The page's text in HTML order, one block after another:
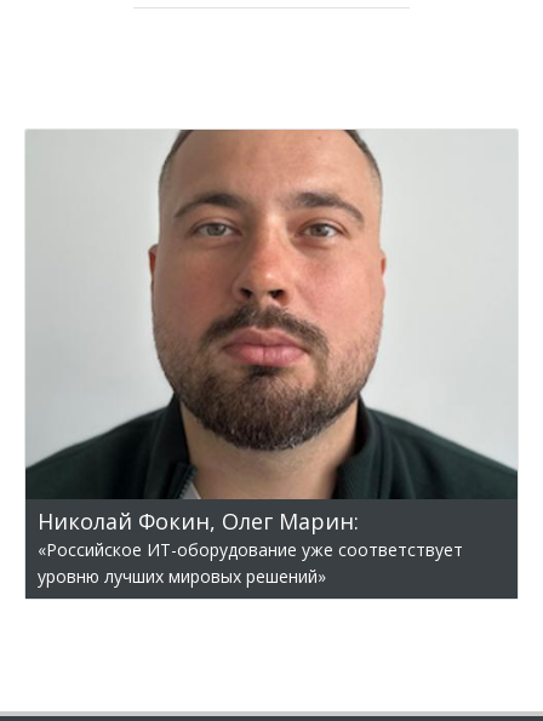
Николай Фокин, Олег Марин:
«Российское ИТ-оборудование уже соответствует
уровню лучших мировых решений»